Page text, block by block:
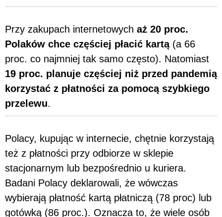
Przy zakupach internetowych aż 20 proc.
Polaków chce częściej płacić kartą (a 66
proc. co najmniej tak samo często). Natomiast
19 proc. planuje częściej niż przed pandemią
korzystać z płatności za pomocą szybkiego
przelewu.
Polacy, kupując w internecie, chętnie korzystają
też z płatności przy odbiorze w sklepie
stacjonarnym lub bezpośrednio u kuriera.
Badani Polacy deklarowali, że wówczas
wybierają płatność kartą płatniczą (78 proc) lub
gotówką (86 proc.). Oznacza to, że wiele osób